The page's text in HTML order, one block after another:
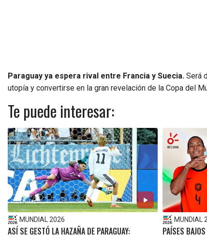
Paraguay ya espera rival entre Francia y Suecia. Será
utopía y convertirse en la gran revelación de la Copa del
Te puede interesar:
MUNDIAL 2026
ASÍ SE GESTÓ LA HAZAÑA DE PARAGUAY:
MUNDIAL
PAÍSES